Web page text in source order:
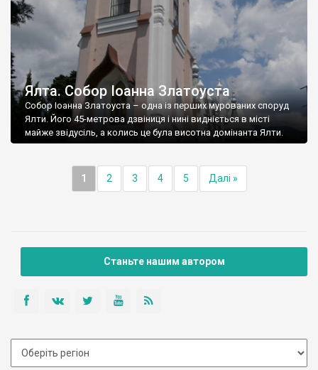
Ялта. Собор Іоанна Златоуста
Собор Іоанна Златоуста – одна із перших мурованих споруд
Ялти. Його 45-метрова дзвіниця і нині видніється в місті
майже звідусіль, а колись це була висотна домінанта Ялти.
1 2 3 4 5 Далі »
Станьте нашим автором